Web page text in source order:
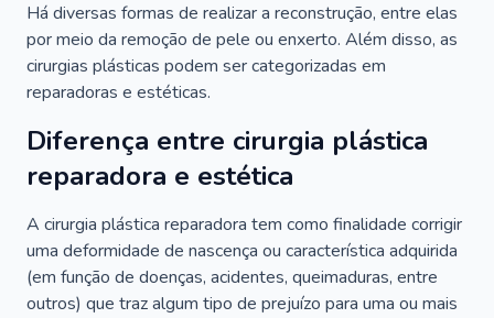
Há diversas formas de realizar a reconstrução, entre elas
por meio da remoção de pele ou enxerto. Além disso, as
cirurgias plásticas podem ser categorizadas em
reparadoras e estéticas.
Diferença entre cirurgia plástica
reparadora e estética
A cirurgia plástica reparadora tem como finalidade corrigir
uma deformidade de nascença ou característica adquirida
(em função de doenças, acidentes, queimaduras, entre
outros) que traz algum tipo de prejuízo para uma ou mais